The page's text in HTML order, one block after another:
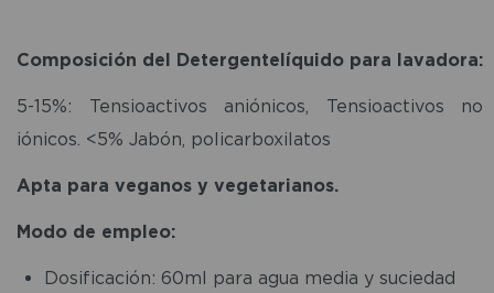
Composición del Detergentelíquido para lavadora:
5-15%: Tensioactivos aniónicos, Tensioactivos no
iónicos. <5% Jabón, policarboxilatos
Apta para veganos y vegetarianos.
Modo de empleo:
Dosificación: 60ml para agua media y suciedad